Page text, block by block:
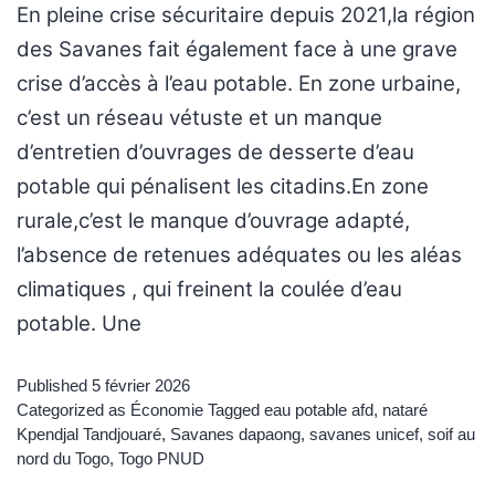
En pleine crise sécuritaire depuis 2021,la région
des Savanes fait également face à une grave
crise d’accès à l’eau potable. En zone urbaine,
c’est un réseau vétuste et un manque
d’entretien d’ouvrages de desserte d’eau
potable qui pénalisent les citadins.En zone
rurale,c’est le manque d’ouvrage adapté,
l’absence de retenues adéquates ou les aléas
climatiques , qui freinent la coulée d’eau
potable. Une
Published 5 février 2026
Categorized as Économie Tagged eau potable afd, nataré
Kpendjal Tandjouaré, Savanes dapaong, savanes unicef, soif au
nord du Togo, Togo PNUD